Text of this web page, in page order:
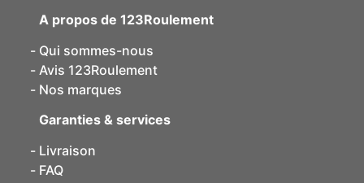
A propos de 123Roulement
Qui sommes-nous
Avis 123Roulement
Nos marques
Garanties & services
Livraison
FAQ